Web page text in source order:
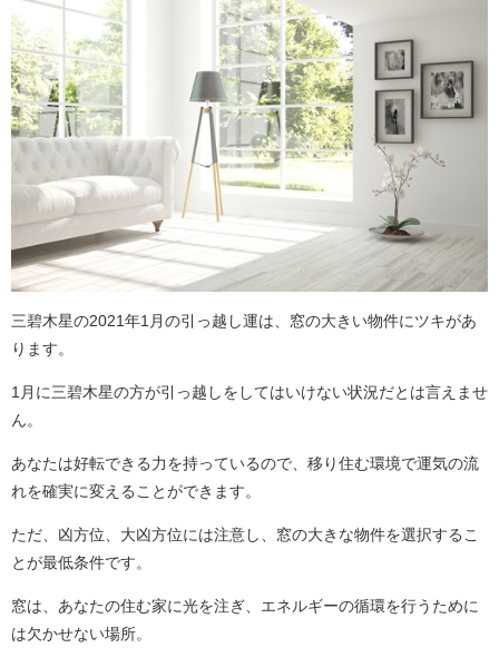
三碧木星の2021年1月の引っ越し運は、窓の大きい物件にツキがあ
ります。
1月に三碧木星の方が引っ越しをしてはいけない状況だとは言えませ
ん。
あなたは好転できる力を持っているので、移り住む環境で運気の流
れを確実に変えることができます。
ただ、凶方位、大凶方位には注意し、窓の大きな物件を選択するこ
とが最低条件です。
窓は、あなたの住む家に光を注ぎ、エネルギーの循環を行うために
は欠かせない場所。